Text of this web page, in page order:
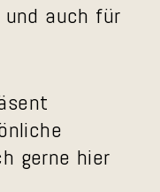
und auch für
gerne hier